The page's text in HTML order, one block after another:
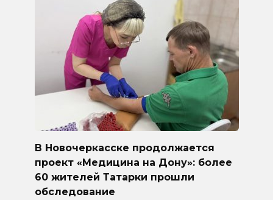
В Новочеркасске продолжается
проект «Медицина на Дону»: более
60 жителей Татарки прошли
обследование